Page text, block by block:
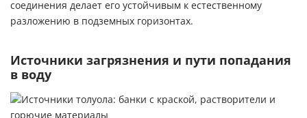
соединения делает его устойчивым к естественному
разложению в подземных горизонтах.
Источники загрязнения и пути попадания
в воду